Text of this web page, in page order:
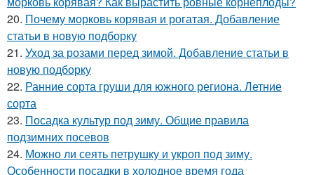
20. Почему морковь корявая и рогатая. Добавление
статьи в новую подборку
21. Уход за розами перед зимой. Добавление статьи в
новую подборку
22. Ранние сорта груши для южного региона. Летние
сорта
23. Посадка культур под зиму. Общие правила
подзимних посевов
24. Можно ли сеять петрушку и укроп под зиму.
Особенности посадки в холодное время года